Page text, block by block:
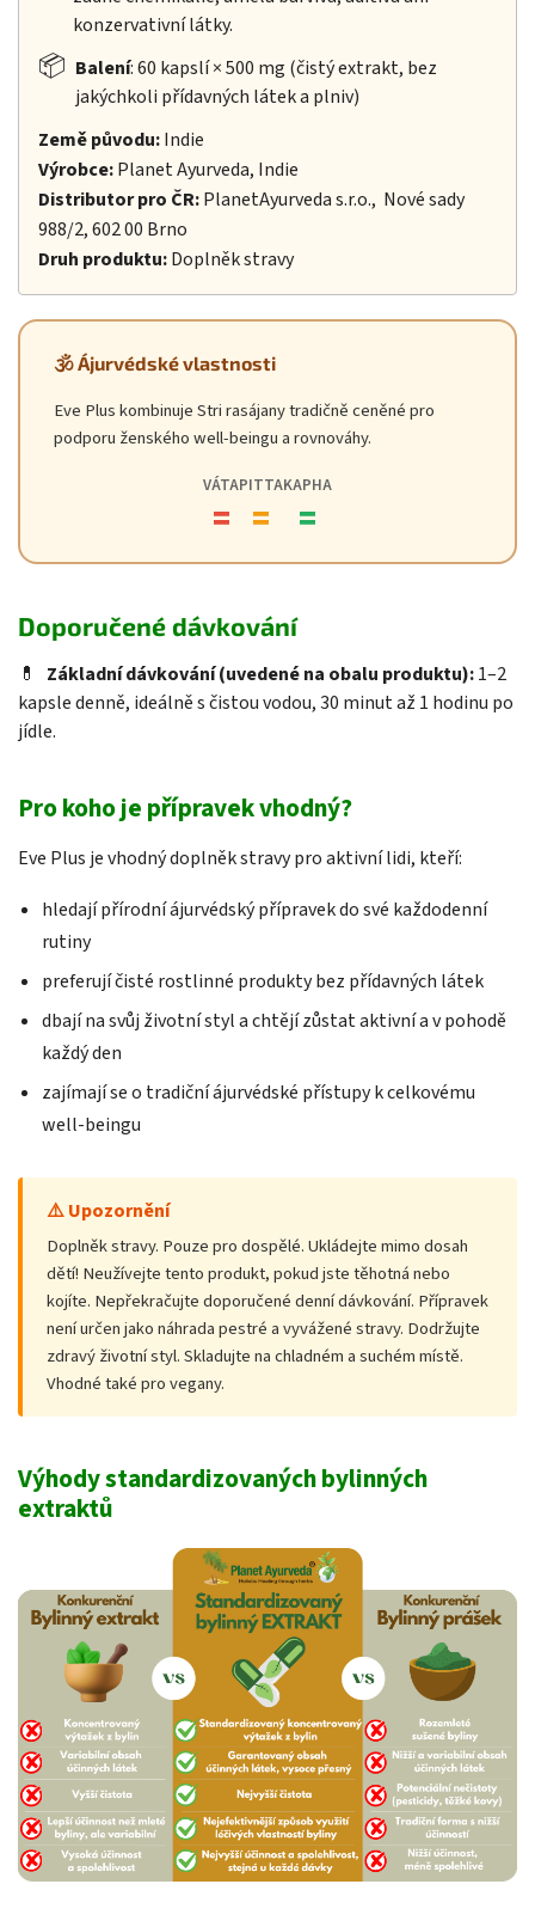
konzervativní látky.
📦 Balení: 60 kapslí × 500 mg (čistý extrakt, bez
jakýchkoli přídavných látek a plniv)
Země původu:Indie
Výrobce:Planet Ayurveda, Indie
Distributor pro ČR:PlanetAyurveda s.r.o., Nové sady
988/2, 602 00 Brno
Druh produktu:Doplněk stravy
🕉️ Ájurvédské vlastnosti
Eve Plus kombinuje Stri rasájany tradičně ceněné pro
podporu ženského well-beingu a rovnováhy.
VÁTA
=
PITTA
=
KAPHA
=
Doporučené dávkování
💊 Základní dávkování (uvedené na obalu produktu):1–2
kapsle denně, ideálně s čistou vodou, 30 minut až 1 hodinu po
jídle.
Pro koho je přípravek vhodný?
Eve Plus je vhodný doplněk stravy pro aktivní lidi, kteří:
hledají přírodní ájurvédský přípravek do své každodenní
rutiny
preferují čisté rostlinné produkty bez přídavných látek
dbají na svůj životní styl a chtějí zůstat aktivní a v pohodě
každý den
zajímají se o tradiční ájurvédské přístupy k celkovému
well-beingu
⚠️ Upozornění
Doplněk stravy. Pouze pro dospělé. Ukládejte mimo dosah
dětí! Neužívejte tento produkt, pokud jste těhotná nebo
kojíte. Nepřekračujte doporučené denní dávkování. Přípravek
není určen jako náhrada pestré a vyvážené stravy. Dodržujte
zdravý životní styl. Skladujte na chladném a suchém místě.
Vhodné také pro vegany.
Výhody standardizovaných bylinných
extraktů